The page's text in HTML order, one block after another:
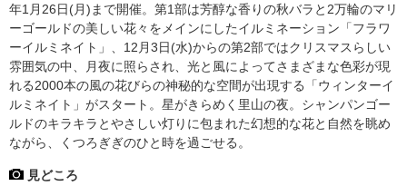
年1月26日(月)まで開催。第1部は芳醇な香りの秋バラと2万輪のマリ
ーゴールドの美しい花々をメインにしたイルミネーション「フラワ
ーイルミネイト」、12月3日(水)からの第2部ではクリスマスらしい
雰囲気の中、月夜に照らされ、光と風によってさまざまな色彩が現
れる2000本の風の花びらの神秘的な空間が出現する「ウィンターイ
ルミネイト」がスタート。星がきらめく里山の夜。シャンパンゴー
ルドのキラキラとやさしい灯りに包まれた幻想的な花と自然を眺め
ながら、くつろぎぎのひと時を過ごせる。
見どころ